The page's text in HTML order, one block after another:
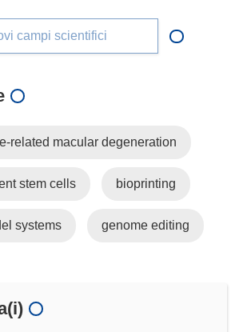
campi scientifici
related macular degeneration
stem cells bioprinting
systems genome editing